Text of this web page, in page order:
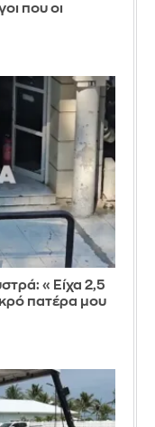
που οι
«Είχα 2,5
πατέρα μου